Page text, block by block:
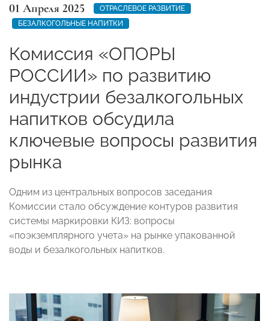
01 Апреля 2025
ОТРАСЛЕВОЕ РАЗВИТИЕ
БЕЗАЛКОГОЛЬНЫЕ НАПИТКИ
Комиссия «ОПОРЫ
РОССИИ» по развитию
индустрии безалкогольных
напитков обсудила
ключевые вопросы развития
рынка
Одним из центральных вопросов заседания
Комиссии стало обсуждение контуров развития
системы маркировки КИЗ: вопросы
«поэкземплярного учета» на рынке упакованной
воды и безалкогольных напитков.